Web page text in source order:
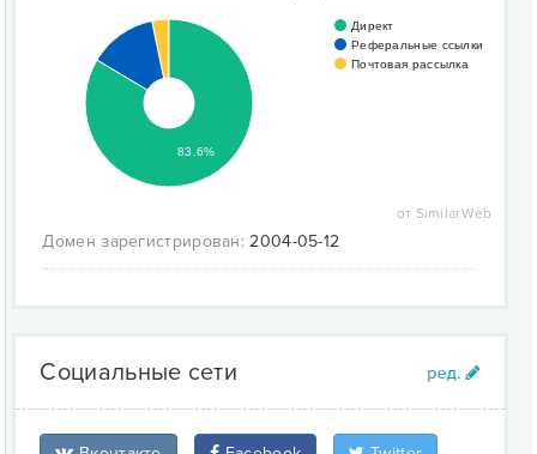
Директ
Реферальные ссылки
Почтовая рассылка
83.6%
от SimilarWeb
Домен зарегистрирован: 2004-05-12
Социальные сети